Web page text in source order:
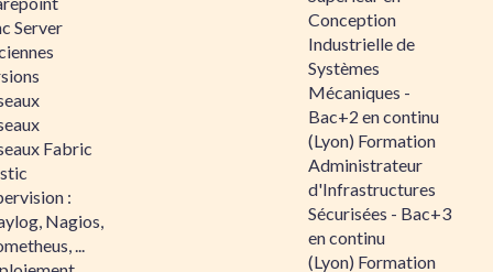
Server
Fabric
:
Nagios,
...
Conception
Industrielle de
Systèmes
Mécaniques -
Bac+2 en continu
(Lyon) Formation
Administrateur
d'Infrastructures
Sécurisées - Bac+3
en continu
(Lyon) Formation